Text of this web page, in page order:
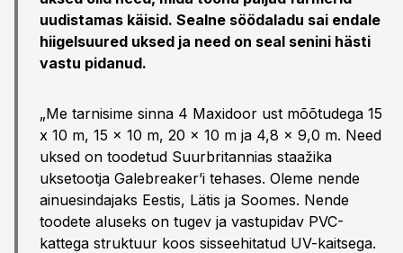
uudistamas käisid. Sealne söödaladu sai endale
hiigelsuured uksed ja need on seal senini hästi
vastu pidanud.
„Me tarnisime sinna 4 Maxidoor ust mõõtudega 15
x 10 m, 15 x 10 m, 20 x 10 m ja 4,8 x 9,0 m. Need
uksed on toodetud Suurbritannias staažika
uksetootja Galebreaker’i tehases. Oleme nende
ainuesindajaks Eestis, Lätis ja Soomes. Nende
toodete aluseks on tugev ja vastupidav PVC-
kattega struktuur koos sisseehitatud UV-kaitsega.